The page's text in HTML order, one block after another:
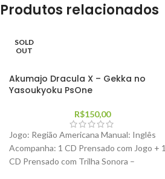
Produtos relacionados
SOLD
OUT
Akumajo Dracula X – Gekka no
Yasoukyoku PsOne
R$150,00
Jogo: Região Americana Manual: Inglês
Acompanha: 1 CD Prensado com Jogo + 1
CD Prensado com Trilha Sonora –